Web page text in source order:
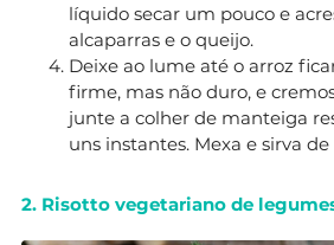
líquido secar um pouco e
alcaparras e o queijo.
Deixe ao lume até o arroz
firme, mas não duro, e
junte a colher de manteiga
uns instantes. Mexa e sirva
2. Risotto vegetariano de